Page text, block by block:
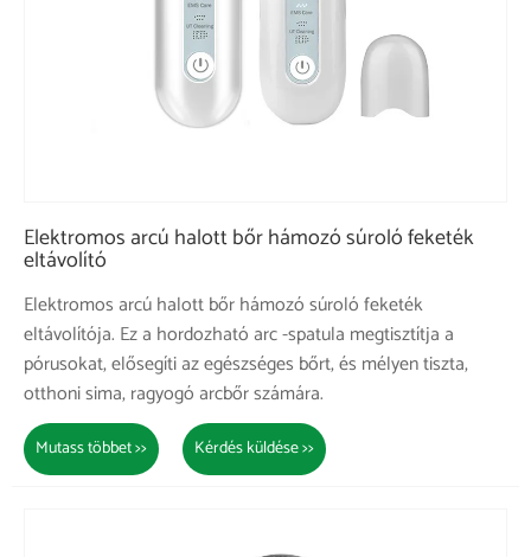
Elektromos arcú halott bőr hámozó súroló feketék
eltávolító
Elektromos arcú halott bőr hámozó súroló feketék
eltávolítója. Ez a hordozható arc -spatula megtisztítja a
pórusokat, elősegíti az egészséges bőrt, és mélyen tiszta,
otthoni sima, ragyogó arcbőr számára.
Mutass többet >> Kérdés küldése >>